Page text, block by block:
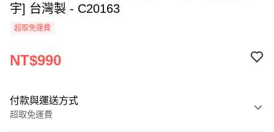
宇] 台灣製 - C20163
超取免運費
NT$990
付款與運送方式
超取免運費